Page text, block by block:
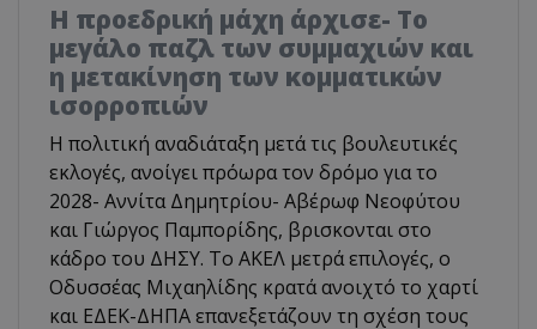
Η προεδρική μάχη άρχισε- Το
μεγάλο παζλ των συμμαχιών και
η μετακίνηση των κομματικών
ισορροπιών
Η πολιτική αναδιάταξη μετά τις βουλευτικές
εκλογές, ανοίγει πρόωρα τον δρόμο για το
2028- Αννίτα Δημητρίου- Αβέρωφ Νεοφύτου
και Γιώργος Παμπορίδης, βρισκονται στο
κάδρο του ΔΗΣΥ. Το ΑΚΕΛ μετρά επιλογές, ο
Οδυσσέας Μιχαηλίδης κρατά ανοιχτό το χαρτί
και ΕΔΕΚ-ΔΗΠΑ επανεξετάζουν τη σχέση τους